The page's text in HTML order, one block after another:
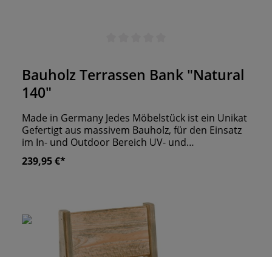
Bauholz Terrassen Bank "Natural
140"
Made in Germany Jedes Möbelstück ist ein Unikat
Gefertigt aus massivem Bauholz, für den Einsatz
im In- und Outdoor Bereich UV- und
Wetterbeständig
239,95 €*